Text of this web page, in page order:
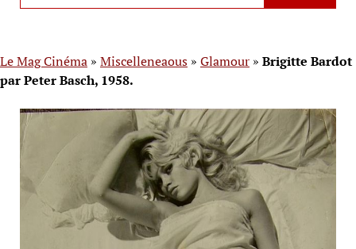
Le Mag Cinéma » Miscelleneaous » Glamour » Brigitte Bardot
par Peter Basch, 1958.